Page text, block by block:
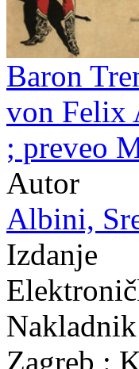
Baron
von Felix
; preveo
Autor
Albini,
Izdanje
Nakladnik
Zagreb :